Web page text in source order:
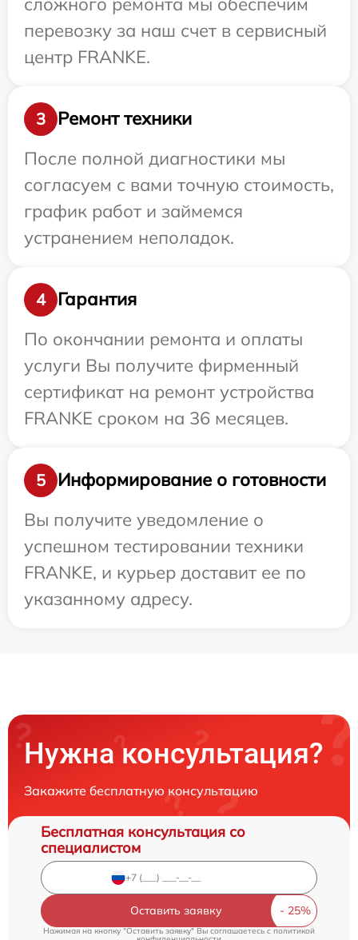
перевозку за наш счет в сервисный
центр FRANKE.
3
Ремонт техники
После полной диагностики мы
согласуем с вами точную стоимость,
график работ и займемся
устранением неполадок.
4
Гарантия
По окончании ремонта и оплаты
услуги Вы получите фирменный
сертификат на ремонт устройства
FRANKE сроком на 36 месяцев.
5
Информирование о готовности
Вы получите уведомление о
успешном тестировании техники
FRANKE, и курьер доставит ее по
указанному адресу.
Нужна консультация?
Закажите бесплатную консультацию
Бесплатная консультация со
специалистом
Оставить заявку
Нажимая на кнопку "Оставить заявку" Вы соглашаетесь cполитикой